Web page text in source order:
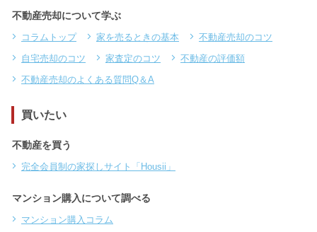
不動産売却について学ぶ
コラムトップ 家を売るときの基本
不動産売却のコツ
自宅売却のコツ
家査定のコツ
不動産の評価額
不動産売却のよくある質問Q＆A
買いたい
不動産を買う
完全会員制の家探しサイト「Housii」
マンション購入について調べる
マンション購入コラム